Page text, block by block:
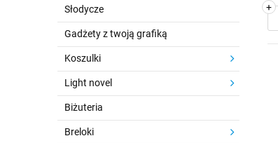
Słodycze
Gadżety z twoją grafiką
Koszulki
Light novel
Biżuteria
Breloki
+